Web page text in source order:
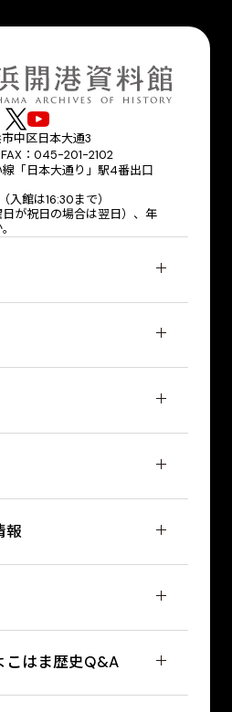
中区日本大通3
：045-201-2102
「日本大通り」駅4番出口
入館は16:30まで）
が祝日の場合は翌日）、年
報
こはま歴史Q&A